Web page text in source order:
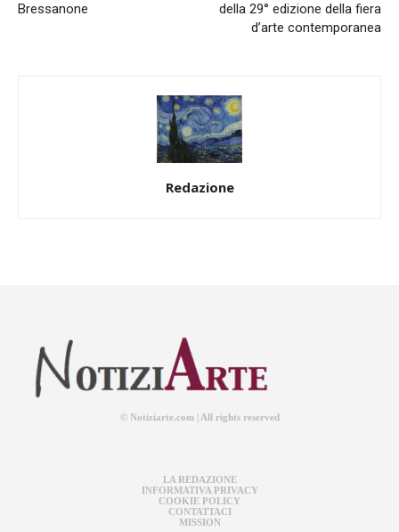
Bressanone
della 29° edizione della fiera
d’arte contemporanea
Redazione
© Notiziarte.com | All rights reserved
LA REDAZIONE
INFORMATIVA PRIVACY
COOKIE POLICY
CONTATTACI
MISSION